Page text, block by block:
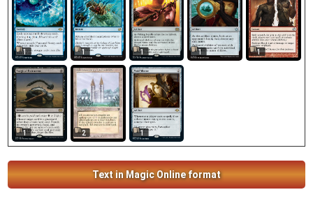
1 1 1 1 1
1 2 1
Text in Magic Online format